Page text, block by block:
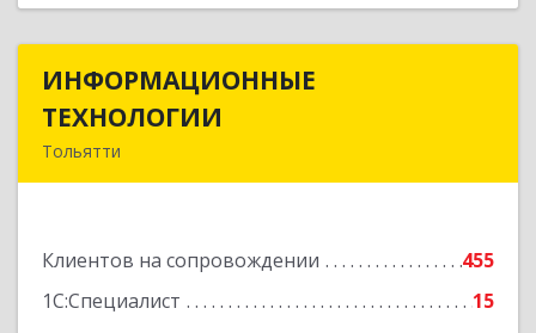
ИНФОРМАЦИОННЫЕ
ТЕХНОЛОГИИ
Тольятти
Клиентов на сопровождении
455
1С:Специалист
15
ИНФОРМАЦИОННЫЕ
Подробнее